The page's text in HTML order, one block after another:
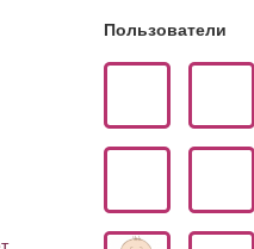
Пользователи